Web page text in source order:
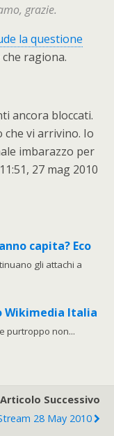
grazie.
la questione
che ragiona.
ancora bloccati.
che vi arrivino. Io
imbarazzo per
27 mag 2010
capita? Eco
gli attachi a
Wikimedia Italia
purtroppo non...
Articolo Successivo
28 May 2010